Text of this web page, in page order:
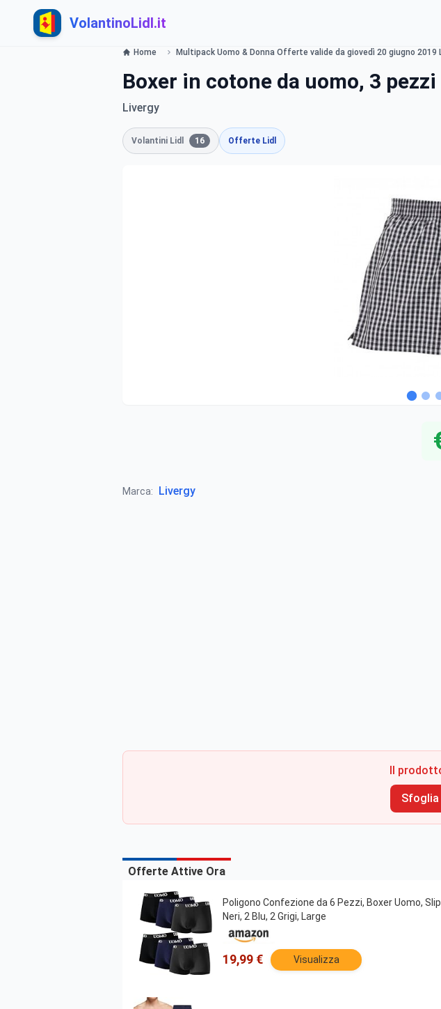
VolantinoLidl.it
Home Multipack Uomo & Donna Offerte valide da giovedì 20 giugno 2019
Boxer in cotone da uomo, 3 pezzi
Livergy
Volantini Lidl 16 Offerte Lidl
Marca: Livergy
Il
Offerte Attive Ora
Poligono Confezione da 6 Pezzi, Boxer Uomo,
Neri, 2 Blu, 2 Grigi, Large
19,99 € Visualizza